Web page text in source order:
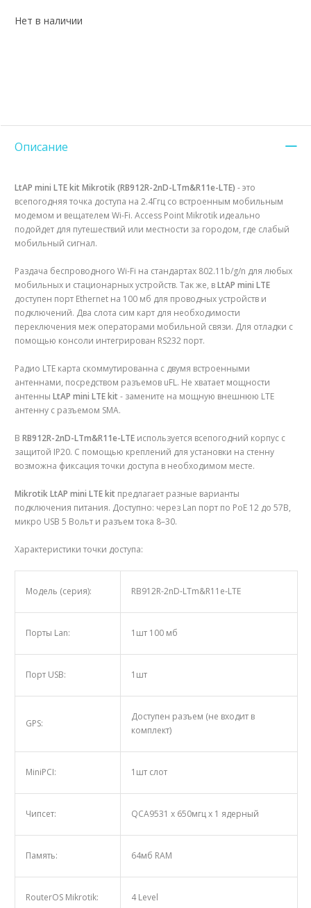
Нет в наличии
Описание
LtAP mini LTE kit Mikrotik (RB912R-2nD-LTm&R11e-LTE) - это
всепогодняя точка доступа на 2.4Ггц со встроенным мобильным
модемом и вещателем Wi-Fi. Access Point Mikrotik идеально
подойдет для путешествий или местности за городом, где слабый
мобильный сигнал.
Раздача беспроводного Wi-Fi на стандартах 802.11b/g/n для любых
мобильных и стационарных устройств. Так же, вLtAP mini LTE
доступен порт Ethernet на 100 мб для проводных устройств и
подключений. Два слота сим карт для необходимости
переключения меж операторами мобильной связи. Для отладки с
помощью консоли интегрирован RS232 порт.
Радио LTE карта скоммутированна с двумя встроенными
антеннами, посредством разъемов uFL. Не хватает мощности
антенны LtAP mini LTE kit- замените на мощную внешнюю LTE
антенну с разъемом SMA.
В RB912R-2nD-LTm&R11e-LTE используется всепогодний корпус с
защитой IP20. С помощью креплений для установки на стенну
возможна фиксация точки доступа в необходимом месте.
Mikrotik LtAP mini LTE kit предлагает разные варианты
подключения питания. Доступно: через Lan порт по PoE 12 до 57В,
микро USB 5 Вольт и разъем тока 8–30.
Характеристики точки доступа:
Модель (серия): RB912R-2nD-LTm&R11e-LTE
Порты Lan: 1шт 100 мб
Порт USB: 1шт
GPS:
Доступен разъем (не входит в
комплект)
MiniPCI: 1шт слот
Чипсет: QCA9531 х 650мгц х 1 ядерный
Память: 64мб RAM
RouterOS Mikrotik: 4 Level